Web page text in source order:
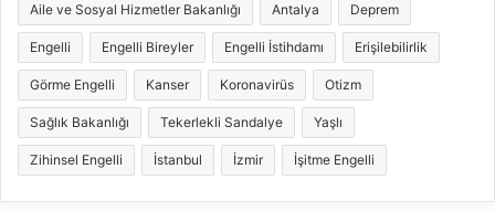
Aile ve Sosyal Hizmetler Bakanlığı Antalya Deprem
Engelli Engelli Bireyler Engelli İstihdamı Erişilebilirlik
Görme Engelli Kanser Koronavirüs Otizm
Sağlık Bakanlığı Tekerlekli Sandalye Yaşlı
Zihinsel Engelli İstanbul İzmir İşitme Engelli